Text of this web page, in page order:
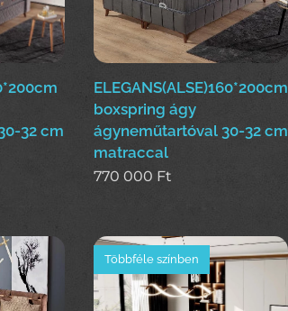
32 cm
ELEGANS(ALSE)160*200cm
boxspring ágy
ágyneműtartóval 30-32 cm
matraccal
770 000 Ft
Többféle színben